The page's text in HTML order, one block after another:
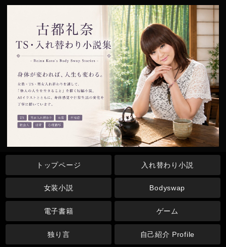
トップページ 入れ替わり小説
女装小説 Bodyswap
電子書籍 ゲーム
独り言 自己紹介 Profile